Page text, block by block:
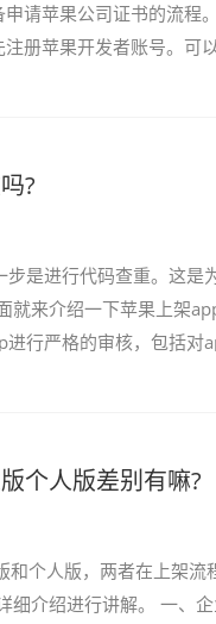
请苹果公司证书的流程
册苹果开发者账号。可
?
是进行代码查重。这是
就来介绍一下苹果上架
行严格的审核，包括对
个人版差别有嘛?
和个人版，两者在上架
细介绍进行讲解。 一、